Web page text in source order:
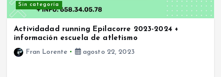
Sin categoría
Actividadad running Epilacorre 2023-2024 +
información escuela de atletismo
Fran Lorente
agosto 22, 2023